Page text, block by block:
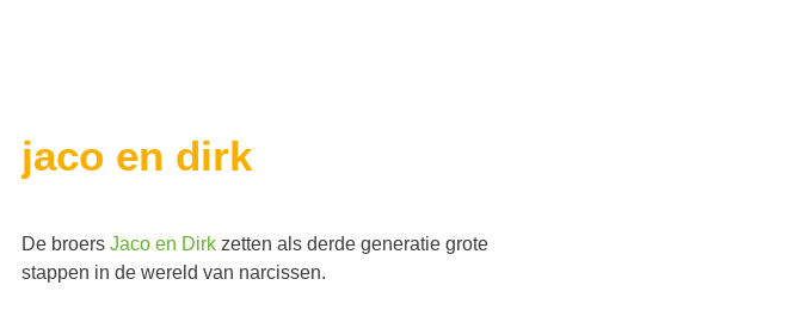
jaco en dirk
De broers Jaco en Dirk zetten als derde generatie grote
stappen in de wereld van narcissen.